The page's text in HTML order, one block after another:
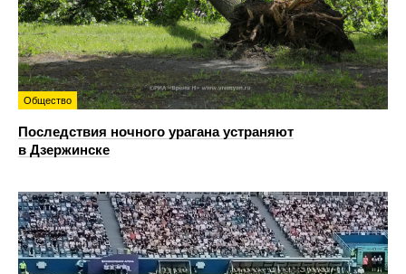
Общество
Последствия ночного урагана устраняют
в Дзержинске